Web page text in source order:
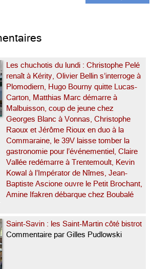
Les chuchotis du lundi : Christophe Pelé
renaît à Kérity, Olivier Bellin s’interroge à
Plomodiern, Hugo Bourny quitte Lucas-
Carton, Matthias Marc démarre à
Malbuisson, coup de jeune chez
Georges Blanc à Vonnas, Christophe
Raoux et Jérôme Rioux en duo à la
Commaraine, le 39V laisse tomber la
gastronomie pour l’événementiel, Claire
Vallée redémarre à Trentemoult, Kevin
Kowal à l’Impérator de Nîmes, Jean-
Baptiste Ascione ouvre le Petit Brochant,
Amine Ifakren débarque chez Boubalé
Saint-Savin : les Saint-Martin côté bistrot
Commentaire par Gilles Pudlowski